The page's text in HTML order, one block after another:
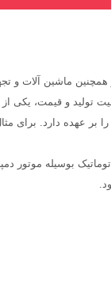
ماشین آلات و
عهده دارد. برای
بوسیله موتور